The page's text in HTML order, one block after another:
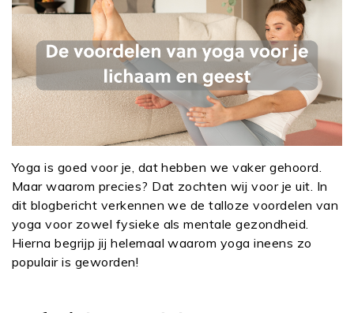
Yoga is goed voor je, dat hebben we vaker gehoord.
Maar waarom precies? Dat zochten wij voor je uit. In
dit blogbericht verkennen we de talloze voordelen van
yoga voor zowel fysieke als mentale gezondheid.
Hierna begrijp jij helemaal waarom yoga ineens zo
populair is geworden!